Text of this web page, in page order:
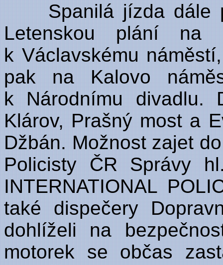
Spanilá jízda dále
Letenskou plání na
k Václavskému
pak na Kalovo
k Národnímu divadlu.
Klárov, Prašný most a
Džbán. Možnost zajet
Policisty ČR Správy
INTERNATIONAL
také dispečery
dohlíželi na
motorek se občas